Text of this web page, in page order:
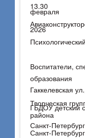
февраля
2026
Гаккелевская
ГБДОУ детский
Санкт-
13.30
Воспитатели,
образования
Творческая
района
Санкт-